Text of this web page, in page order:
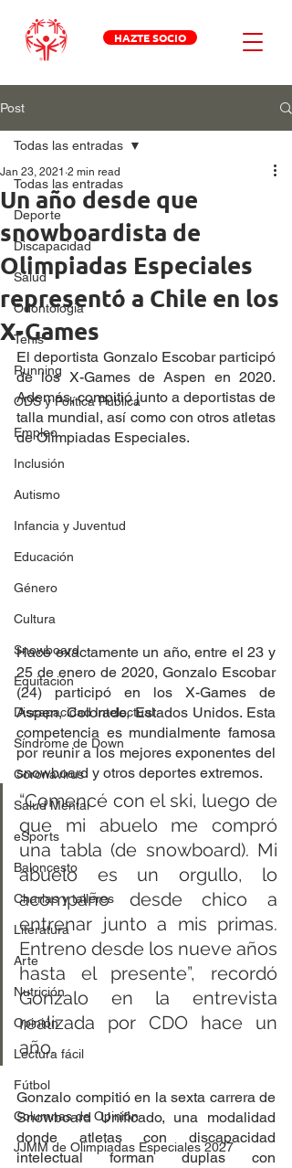
HAZTE SOCIO
Post
Todas las entradas
Deporte
Discapacidad
Salud
Odontologia
Tenis
Running
ODS y Política Pública
Empleo
Inclusión
Autismo
Infancia y Juventud
Educación
Género
Cultura
Snowboard
Equitación
Discapacidad Intelectual
Síndrome de Down
Coronavirus
Salud Mental
eSports
Baloncesto
Charlas y talleres
Literatura
Arte
Nutrición
Opinión
Lectura fácil
Fútbol
Columnas de Opinión
JJMM de Olimpiadas Especiales 2027
Todas las entradas
Un año desde que
snowboardista de
Olimpiadas Especiales
representó a Chile en los
X-Games
Jan 23, 2021 2 min read
El deportista Gonzalo Escobar participó
de los X-Games de Aspen en 2020.
Además, compitió junto a deportistas de
talla mundial, así como con otros atletas
de Olimpiadas Especiales.
Hace exactamente un año, entre el 23 y
25 de enero de 2020, Gonzalo Escobar
(24) participó en los X-Games de
Aspen, Colorado, Estados Unidos. Esta
competencia es mundialmente famosa
por reunir a los mejores exponentes del
snowboard y otros deportes extremos.
“Comencé con el ski, luego de
que mi abuelo me compró
una tabla (de snowboard). Mi
abuelo es un orgullo, lo
acompaño desde chico a
entrenar junto a mis primas.
Entreno desde los nueve años
hasta el presente”, recordó
Gonzalo en la entrevista
realizada por CDO hace un
año.
Gonzalo compitió en la sexta carrera de
Snowboard Unificado, una modalidad
donde atletas con discapacidad
intelectual forman duplas con